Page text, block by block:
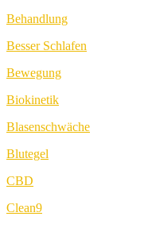
Behandlung
Besser Schlafen
Bewegung
Biokinetik
Blasenschwäche
Blutegel
CBD
Clean9